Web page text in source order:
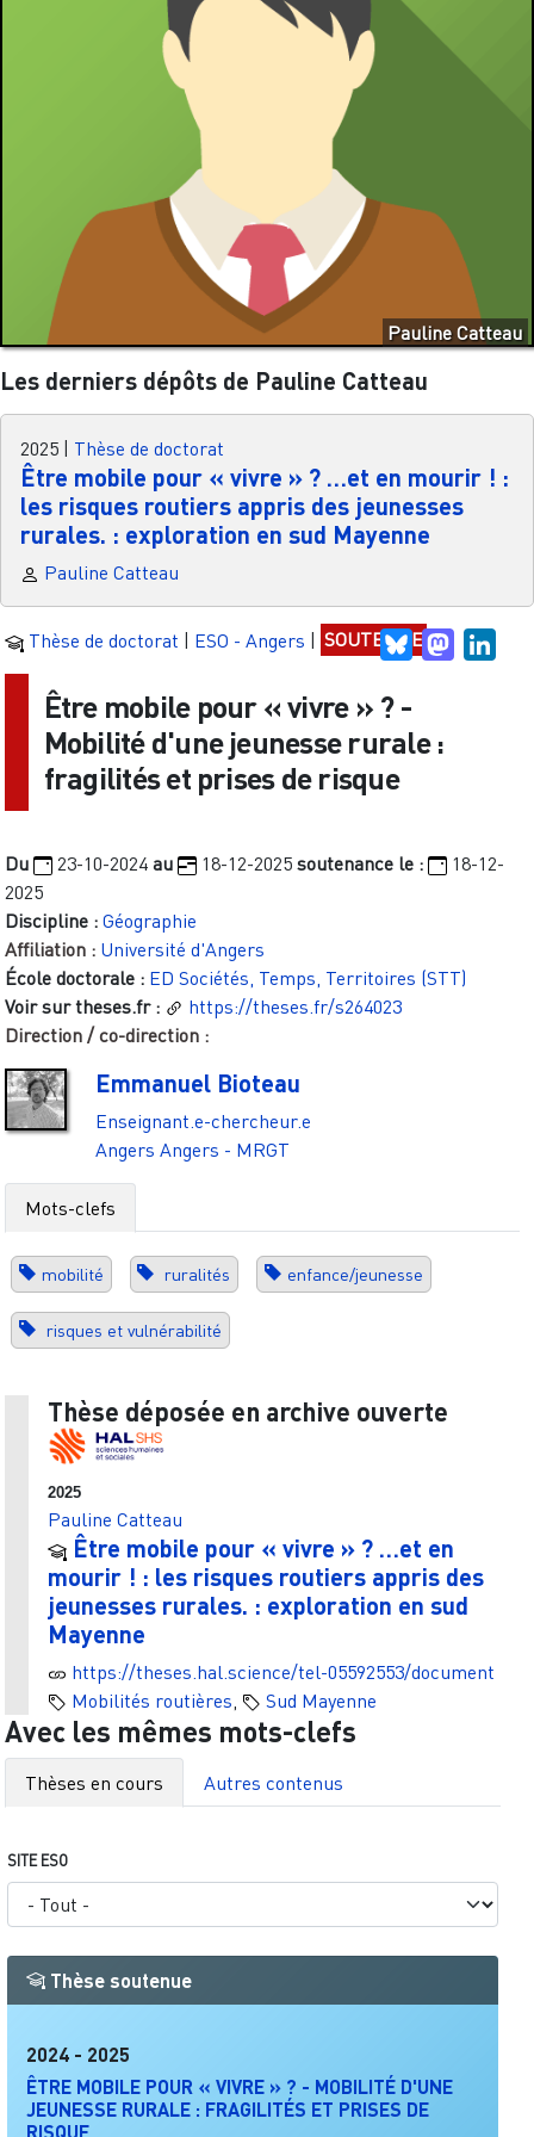
Pauline Catteau
Les derniers dépôts de Pauline Catteau
2025 | Thèse de doctorat
Être mobile pour « vivre » ? …et en mourir ! :
les risques routiers appris des jeunesses
rurales. : exploration en sud Mayenne
Pauline Catteau
Thèse de doctorat | ESO - Angers | SOUTENUEBluesky
Être mobile pour « vivre » ? -
Mobilité d'une jeunesse rurale :
fragilités et prises de risque
Du 23-10-2024 au 18-12-2025 soutenance le :
18-12-
2025
Discipline : Géographie
Affiliation : Université d'Angers
École doctorale : ED Sociétés, Temps, Territoires (STT)
Voir sur theses.fr :
https://theses.fr/s264023
Direction / co-direction :
Emmanuel Bioteau
Enseignant.e-chercheur.e
Angers Angers - MRGT
Mots-clefs
mobilité ruralités enfance/jeunesse
risques et vulnérabilité
Thèse déposée en archive ouverte
2025
Pauline Catteau
Être mobile pour « vivre » ? …et en
mourir ! : les risques routiers appris des
jeunesses rurales. : exploration en sud
Mayenne
https://theses.hal.science/tel-05592553/document
Mobilités routières
Sud Mayenne
Avec les mêmes mots-clefs
Thèses en cours Autres contenus
SITE ESO
Thèse soutenue
2024 - 2025
ÊTRE MOBILE POUR « VIVRE » ? - MOBILITÉ D'UNE
JEUNESSE RURALE : FRAGILITÉS ET PRISES DE
RISQUE